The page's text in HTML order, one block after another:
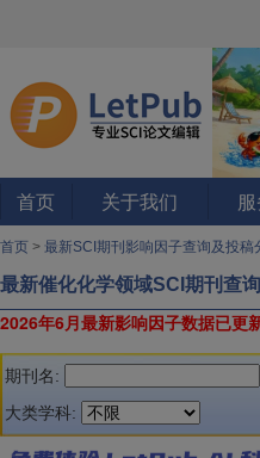
首页 关于我们
首页 > 最新SCI期刊影响因子查询及投稿
最新催化化学领域SCI期刊查
2026年6月最新影响因子数据已更
期刊名:
大类学科: